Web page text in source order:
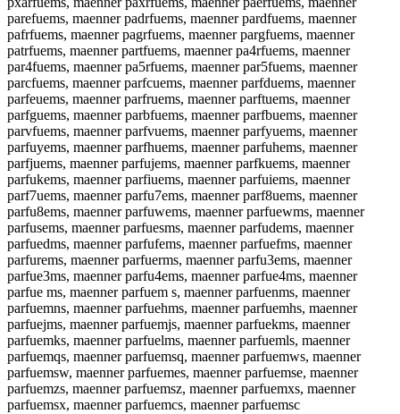
parefuems, maenner padrfuems, maenner pardfuems, maenner
pafrfuems, maenner pagrfuems, maenner pargfuems, maenner
patrfuems, maenner partfuems, maenner pa4rfuems, maenner
par4fuems, maenner pa5rfuems, maenner par5fuems, maenner
parcfuems, maenner parfcuems, maenner parfduems, maenner
parfeuems, maenner parfruems, maenner parftuems, maenner
parfguems, maenner parbfuems, maenner parfbuems, maenner
parvfuems, maenner parfvuems, maenner parfyuems, maenner
parfuyems, maenner parfhuems, maenner parfuhems, maenner
parfjuems, maenner parfujems, maenner parfkuems, maenner
parfukems, maenner parfiuems, maenner parfuiems, maenner
parf7uems, maenner parfu7ems, maenner parf8uems, maenner
parfu8ems, maenner parfuwems, maenner parfuewms, maenner
parfusems, maenner parfuesms, maenner parfudems, maenner
parfuedms, maenner parfufems, maenner parfuefms, maenner
parfurems, maenner parfuerms, maenner parfu3ems, maenner
parfue3ms, maenner parfu4ems, maenner parfue4ms, maenner
parfue ms, maenner parfuem s, maenner parfuenms, maenner
parfuemns, maenner parfuehms, maenner parfuemhs, maenner
parfuejms, maenner parfuemjs, maenner parfuekms, maenner
parfuemks, maenner parfuelms, maenner parfuemls, maenner
parfuemqs, maenner parfuemsq, maenner parfuemws, maenner
parfuemsw, maenner parfuemes, maenner parfuemse, maenner
parfuemzs, maenner parfuemsz, maenner parfuemxs, maenner
parfuemsx, maenner parfuemcs, maenner parfuemsc